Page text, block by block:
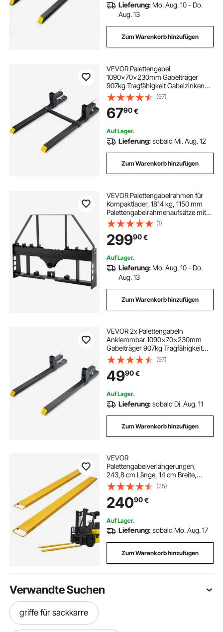
Lieferung: Mo. Aug. 10 - Do.
Aug. 13
Zum Warenkorb hinzufügen
VEVOR Palettengabel
1090x70x230mm Gabelträger
907kg Tragfähigkeit Gabelzinken
109cm Gesamtlänge mit 76cm-
Gabelblatt Gabelstapler 495-
915mm Einstellbar
Gabelstaplerzinken Frontlader
Palettenrahmen
(97)
6790€
Auf Lager.
Lieferung:sobald Mi. Aug. 12
Zum Warenkorb hinzufügen
VEVOR Palettengabelrahmen für
Kompaktlader, 1814 kg, 1150 mm
Palettengabelrahmenaufsätze mit
50,8 mm Anhängerkupplung &
Speerhülsen, passend für
Schnellkupplungs-Traktorlader, nur
Rahmen
(1)
29990€
Auf Lager.
Lieferung: Mo. Aug. 10 - Do.
Aug. 13
Zum Warenkorb hinzufügen
VEVOR 2x Palettengabeln
Anklemmbar 1090x70x230mm
Gabelträger 907kg Tragfähigkeit
Gabelzinken 109cm Gesamtlänge
mit 76,2cm-Gabelblatt Gabelstapler
Gabelstaplerzinken Frontlader
Palettenrahmen
(97)
4990€
Auf Lager.
Lieferung:sobald Di. Aug. 11
Zum Warenkorb hinzufügen
VEVOR
Palettengabelverlängerungen,
243,8 cm Länge, 14 cm Breite,
robuste Gabelverlängerungen aus
Karbonstahl für Gabelstapler, 1 Paar
Gabelstaplerverlängerungen,
industrielle Gabelaufsätze für
Gabelstapler, gelb
(25)
24090€
Auf Lager.
Lieferung:sobald Mo. Aug. 17
Zum Warenkorb hinzufügen
Verwandte Suchen
griffe für sackkarre